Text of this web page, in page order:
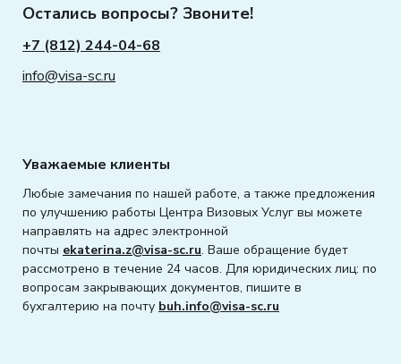
Остались вопросы? Звоните!
+7 (812) 244-04-68
info@visa-sc.ru
Уважаемые клиенты
Любые замечания по нашей работе, а также предложения
по улучшению работы Центра Визовых Услуг вы можете
направлять на адрес электронной
почты ekaterina.z@visa-sc.ru. Ваше обращение будет
рассмотрено в течение 24 часов. Для юридических лиц: по
вопросам закрывающих документов, пишите в
бухгалтерию на почту buh.info@visa-sc.ru